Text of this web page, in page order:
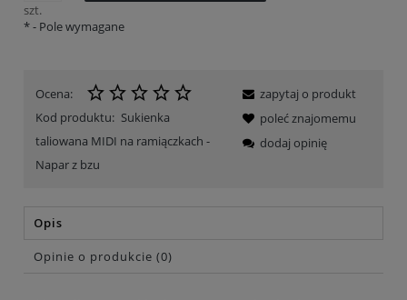
szt.
*- Pole wymagane
Ocena:
Kod produktu: Sukienka
taliowana MIDI na ramiączkach -
Napar z bzu
zapytaj o produkt
poleć znajomemu
dodaj opinię
Opis
Opinie o produkcie (0)